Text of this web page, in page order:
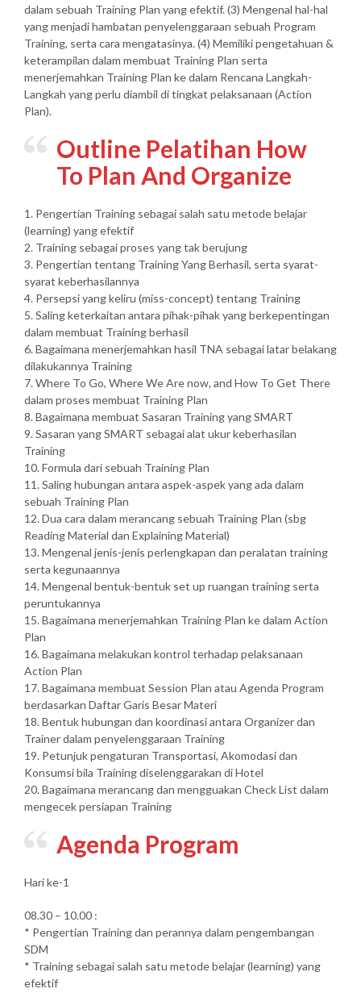
dalam sebuah Training Plan yang efektif. (3) Mengenal hal-hal
yang menjadi hambatan penyelenggaraan sebuah Program
Training, serta cara mengatasinya. (4) Memiliki pengetahuan &
keterampilan dalam membuat Training Plan serta
menerjemahkan Training Plan ke dalam Rencana Langkah-
Langkah yang perlu diambil di tingkat pelaksanaan (Action
Plan).
Outline Pelatihan How
To Plan And Organize
1. Pengertian Training sebagai salah satu metode belajar
(learning) yang efektif
2. Training sebagai proses yang tak berujung
3. Pengertian tentang Training Yang Berhasil, serta syarat-
syarat keberhasilannya
4. Persepsi yang keliru (miss-concept) tentang Training
5. Saling keterkaitan antara pihak-pihak yang berkepentingan
dalam membuat Training berhasil
6. Bagaimana menerjemahkan hasil TNA sebagai latar belakang
dilakukannya Training
7. Where To Go, Where We Are now, and How To Get There
dalam proses membuat Training Plan
8. Bagaimana membuat Sasaran Training yang SMART
9. Sasaran yang SMART sebagai alat ukur keberhasilan
Training
10. Formula dari sebuah Training Plan
11. Saling hubungan antara aspek-aspek yang ada dalam
sebuah Training Plan
12. Dua cara dalam merancang sebuah Training Plan (sbg
Reading Material dan Explaining Material)
13. Mengenal jenis-jenis perlengkapan dan peralatan training
serta kegunaannya
14. Mengenal bentuk-bentuk set up ruangan training serta
peruntukannya
15. Bagaimana menerjemahkan Training Plan ke dalam Action
Plan
16. Bagaimana melakukan kontrol terhadap pelaksanaan
Action Plan
17. Bagaimana membuat Session Plan atau Agenda Program
berdasarkan Daftar Garis Besar Materi
18. Bentuk hubungan dan koordinasi antara Organizer dan
Trainer dalam penyelenggaraan Training
19. Petunjuk pengaturan Transportasi, Akomodasi dan
Konsumsi bila Training diselenggarakan di Hotel
20. Bagaimana merancang dan mengguakan Check List dalam
mengecek persiapan Training
Agenda Program
Hari ke-1
08.30 – 10.00 :
* Pengertian Training dan perannya dalam pengembangan
SDM
* Training sebagai salah satu metode belajar (learning) yang
efektif